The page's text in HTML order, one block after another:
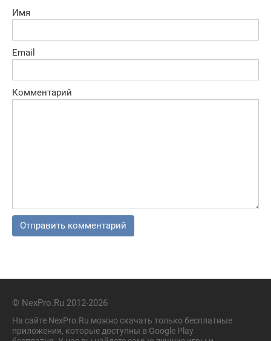
Имя
Email
Комментарий
© NexPro.Ru 2012-2026
На сайте NexPro.Ru можно скачать только бесплатные
приложения, которые доступны в Google Play